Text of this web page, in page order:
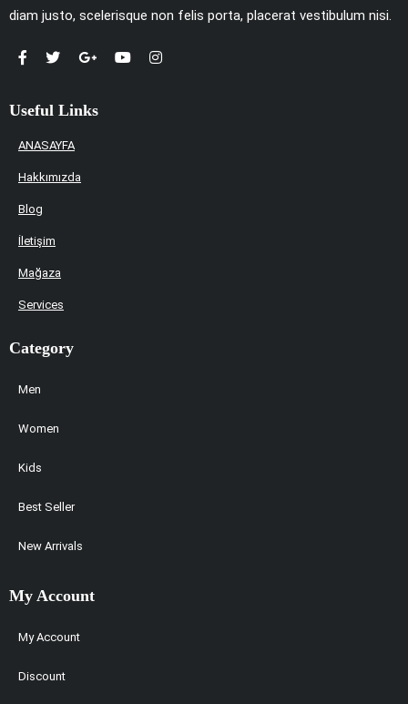
diam justo, scelerisque non felis porta, placerat vestibulum nisi.
Useful Links
ANASAYFA
Hakkımızda
Blog
İletişim
Mağaza
Services
Category
Men
Women
Kids
Best Seller
New Arrivals
My Account
My Account
Discount